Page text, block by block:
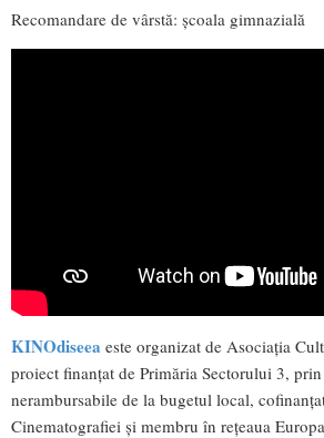
Recomandare de vârstă: școala gimnazială
KINOdiseea este organizat de Asociația
proiect finanțat de Primăria Sectorului 3,
nerambursabile de la bugetul local,
Cinematografiei și membru în rețeaua